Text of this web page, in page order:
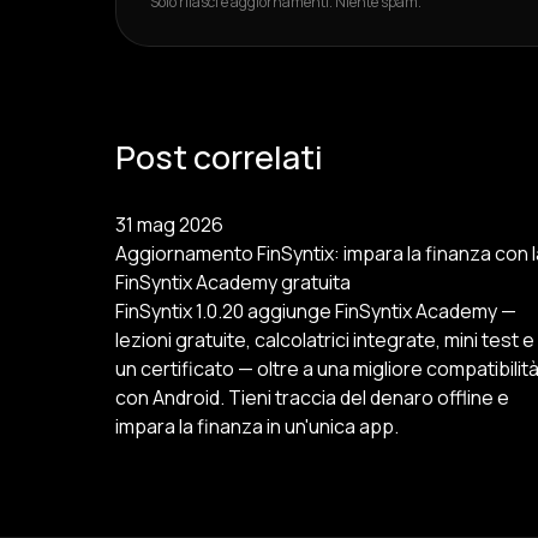
Post correlati
31 mag 2026
Aggiornamento FinSyntix: impara la finanza con
FinSyntix Academy gratuita
FinSyntix 1.0.20 aggiunge FinSyntix Academy —
lezioni gratuite, calcolatrici integrate, mini test e
un certificato — oltre a una migliore compatibilità
con Android. Tieni traccia del denaro offline e
impara la finanza in un'unica app.